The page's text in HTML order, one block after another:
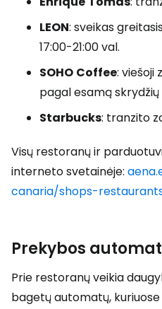
LEON: sveikas
17:00-21:00 val.
SOHO Coffee: viešoji
pagal esamą
Starbucks: tranzito
Visų restoranų ir
interneto svetainėje:
canaria/shops-
Prekybos
Prie restoranų veikia
bagetų automatų,